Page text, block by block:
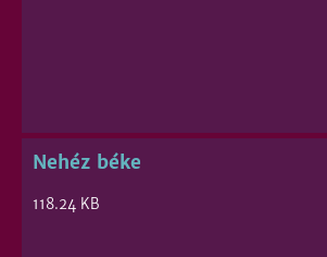
Nehéz béke
118.24 KB